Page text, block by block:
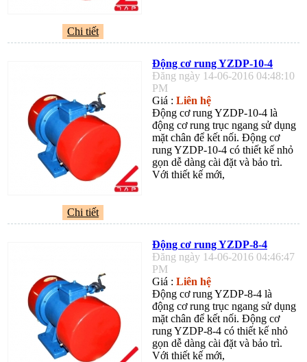
Chi tiết
Động cơ rung YZDP-10-4
Đăng ngày 14-06-2016 04:48:10
PM
Giá : Liên hệ
Động cơ rung YZDP-10-4 là
động cơ rung trục ngang sử dụng
mặt chân để kết nối. Động cơ
rung YZDP-10-4 có thiết kế nhỏ
gọn dễ dàng cài đặt và bảo trì.
Với thiết kế mới,
Chi tiết
Động cơ rung YZDP-8-4
Đăng ngày 14-06-2016 04:46:47
PM
Giá : Liên hệ
Động cơ rung YZDP-8-4 là
động cơ rung trục ngang sử dụng
mặt chân để kết nối. Động cơ
rung YZDP-8-4 có thiết kế nhỏ
gọn dễ dàng cài đặt và bảo trì.
Với thiết kế mới,